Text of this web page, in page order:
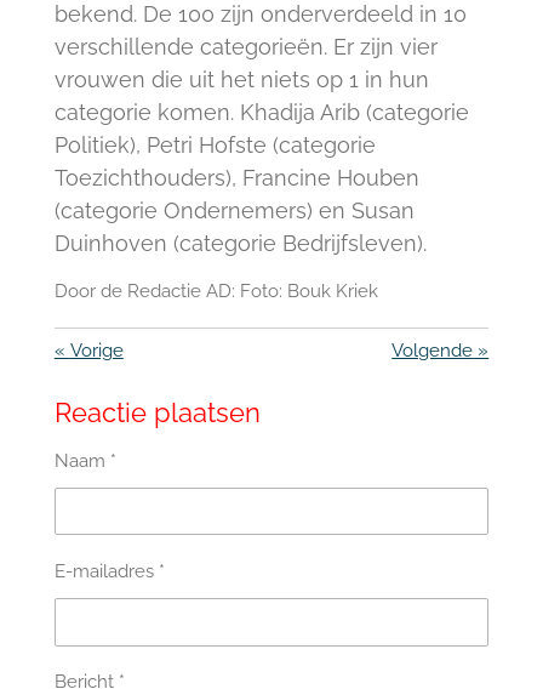
bekend. De 100 zijn onderverdeeld in 10
verschillende categorieën. Er zijn vier
vrouwen die uit het niets op 1 in hun
categorie komen. Khadija Arib (categorie
Politiek), Petri Hofste (categorie
Toezichthouders), Francine Houben
(categorie Ondernemers) en Susan
Duinhoven (categorie Bedrijfsleven).
Door de Redactie AD: Foto: Bouk Kriek
« Vorige Volgende »
Reactie plaatsen
Naam *
E-mailadres *
Bericht *